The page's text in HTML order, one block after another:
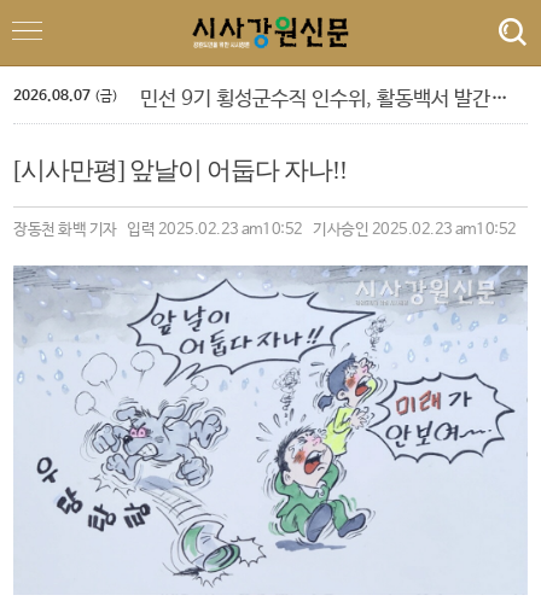
2026.08.07 (금)
도교육청 9. 1.자 정기인사 단행
폭염 속 야외 주차 차량 내부 온도 85.5℃까지 치솟아
횡성군 병지방 오토캠핑장 재개장
박길선 강원특별자치도의회 의장 특별 인터뷰
양양 송이밸리자연휴양림 예약 마감
'제6회 춘천퀴어문화축제 개최 알림 및 하천점용허가 촉구 기자회견'
도교육청 9. 1.자 정기인사 단행
[시사만평] 앞날이 어둡다 자나!!
장동천 화백 기자 입력 2025.02.23 am10:52 기사승인 2025.02.23 am10:52